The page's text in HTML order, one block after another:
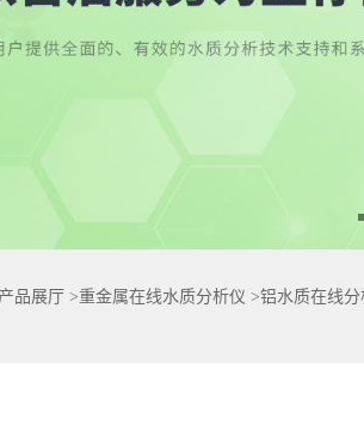
产品展厅 >重金属在线水质分析仪 >铝水质在线